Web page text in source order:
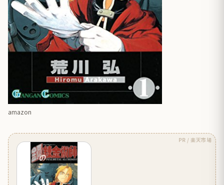
amazon
PR / 楽天市場